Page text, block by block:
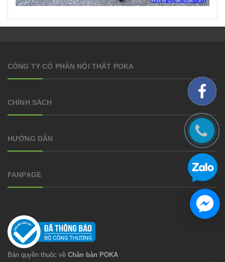
CÔNG TY CỔ PHẦN NỘI THẤT POKA
CHÍNH SÁCH
HƯỚNG DẪN
FANPAGE
Bản quyền thuộc về Chân bàn POKA